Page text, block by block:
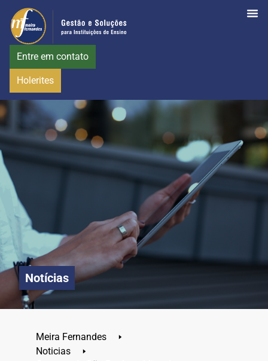
Entre em contato
Holerites
Notícias
Meira Fernandes
🢒
Noticias
🢒